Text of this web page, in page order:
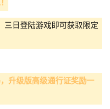
三日登陆游戏即可获取限定
升级版高级通行证奖励一